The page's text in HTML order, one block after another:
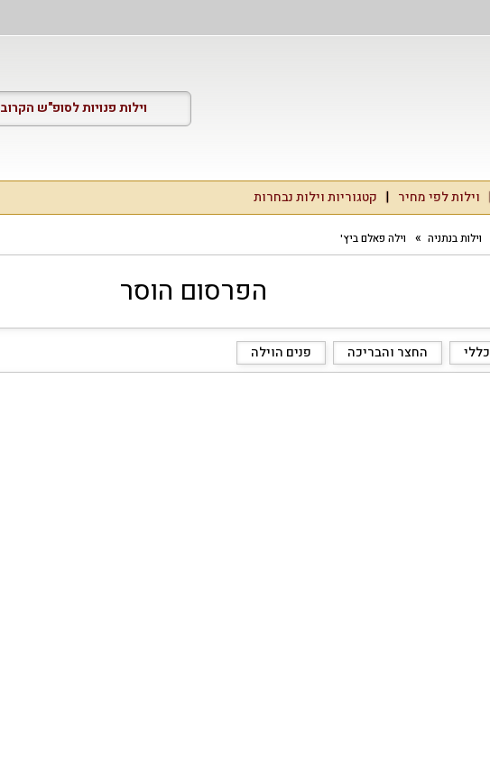
וילות פנויות לסופ"ש הקרוב
וילות לפי מחיר קטגוריות וילות נבחרות
וילות בנתניה וילה פאלם ביץ'
הפרסום הוסר
כללי החצר והבריכה פנים הוילה